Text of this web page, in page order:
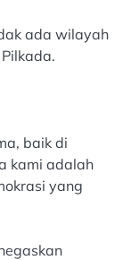
ada wilayah
baik di
kami adalah
yang